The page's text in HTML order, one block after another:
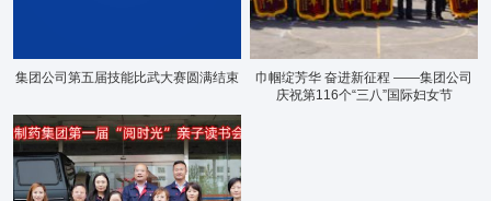
集团公司第五届技能比武大赛圆满结束
巾帼绽芳华 奋进新征程 ——集团公司
庆祝第116个“三八”国际妇女节